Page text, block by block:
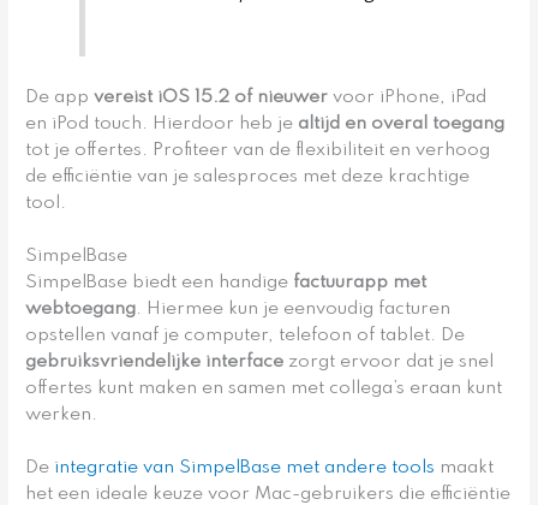
De appvereist iOS 15.2 of nieuwer voor iPhone, iPad
en iPod touch. Hierdoor heb je altijd en overal toegang
tot je offertes. Profiteer van de flexibiliteit en verhoog
de efficiëntie van je salesproces met deze krachtige
tool.
SimpelBase
SimpelBase biedt een handige factuurapp met
webtoegang. Hiermee kun je eenvoudig facturen
opstellen vanaf je computer, telefoon of tablet. De
gebruiksvriendelijke interface zorgt ervoor dat je snel
offertes kunt maken en samen met collega’s eraan kunt
werken.
De integratie van SimpelBase met andere tools maakt
het een ideale keuze voor Mac-gebruikers die efficiëntie